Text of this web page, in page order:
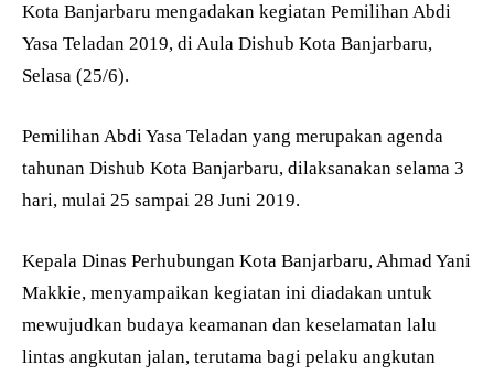
Kota Banjarbaru mengadakan kegiatan Pemilihan Abdi
Yasa Teladan 2019, di Aula Dishub Kota Banjarbaru,
Selasa (25/6).
Pemilihan Abdi Yasa Teladan yang merupakan agenda
tahunan Dishub Kota Banjarbaru, dilaksanakan selama 3
hari, mulai 25 sampai 28 Juni 2019.
Kepala Dinas Perhubungan Kota Banjarbaru, Ahmad Yani
Makkie, menyampaikan kegiatan ini diadakan untuk
mewujudkan budaya keamanan dan keselamatan lalu
lintas angkutan jalan, terutama bagi pelaku angkutan